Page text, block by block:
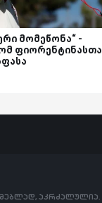
მომეწონა“ -
აკრძალულია.